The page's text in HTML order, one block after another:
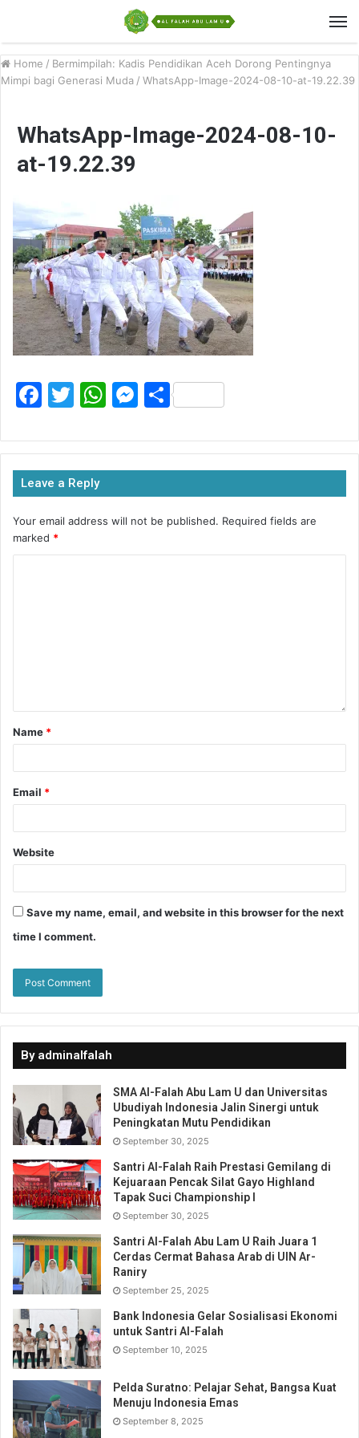
Home / Bermimpilah: Kadis Pendidikan Aceh Dorong Pentingnya
Mimpi bagi Generasi Muda / WhatsApp-Image-2024-08-10-at-19.22.39
WhatsApp-Image-2024-08-10-
at-19.22.39
F
c
e
b
o
o
T
itt
er
W
at
s
A
p
p
M
s
s
e
n
g
S
ar
e
Leave a Reply
Your email address will not be published. Required fields are
marked *
Name *
Email *
Website
Save my name, email, and website in this browser for the next
time I comment.
By adminalfalah
SMA Al-Falah Abu Lam U dan Universitas
Ubudiyah Indonesia Jalin Sinergi untuk
Peningkatan Mutu Pendidikan
September 30, 2025
Santri Al-Falah Raih Prestasi Gemilang di
Kejuaraan Pencak Silat Gayo Highland
Tapak Suci Championship I
September 30, 2025
Santri Al-Falah Abu Lam U Raih Juara 1
Cerdas Cermat Bahasa Arab di UIN Ar-
Raniry
September 25, 2025
Bank Indonesia Gelar Sosialisasi Ekonomi
untuk Santri Al-Falah
September 10, 2025
Pelda Suratno: Pelajar Sehat, Bangsa Kuat
Menuju Indonesia Emas
September 8, 2025